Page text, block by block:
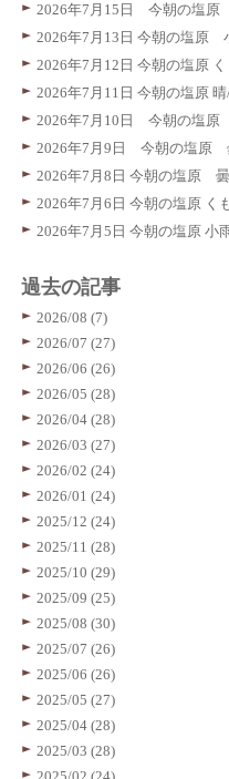
2026年7月15日 今朝の塩
2026年7月13日 今朝の塩
2026年7月12日 今朝の塩原
2026年7月11日 今朝の塩原
2026年7月10日 今朝の塩
2026年7月9日 今朝の塩
2026年7月8日 今朝の塩原
2026年7月6日 今朝の塩原 く
2026年7月5日 今朝の塩原 小
過去の記事
2026/08 (7)
2026/07 (27)
2026/06 (26)
2026/05 (28)
2026/04 (28)
2026/03 (27)
2026/02 (24)
2026/01 (24)
2025/12 (24)
2025/11 (28)
2025/10 (29)
2025/09 (25)
2025/08 (30)
2025/07 (26)
2025/06 (26)
2025/05 (27)
2025/04 (28)
2025/03 (28)